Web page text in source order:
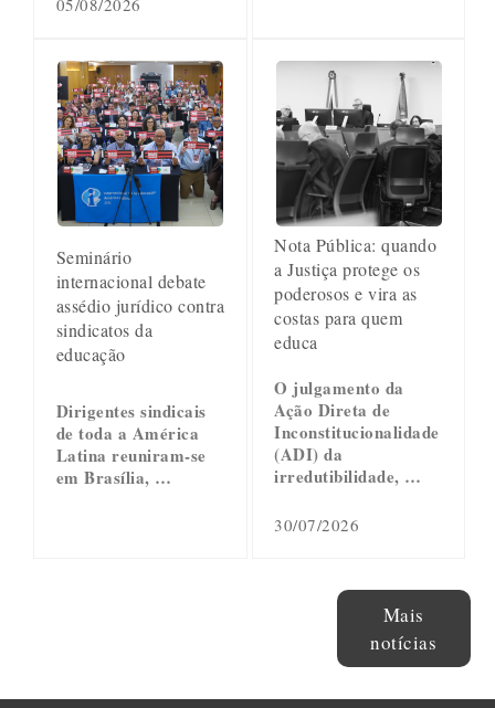
Seminário
internacional debate
assédio jurídico contra
sindicatos da
educação
Dirigentes sindicais
de toda a América
Latina reuniram-se
em Brasília, …
Nota Pública: quando
a Justiça protege os
poderosos e vira as
costas para quem
educa
O julgamento da
Ação Direta de
Inconstitucionalidade
(ADI) da
irredutibilidade, …
30/07/2026
Mais
notícias